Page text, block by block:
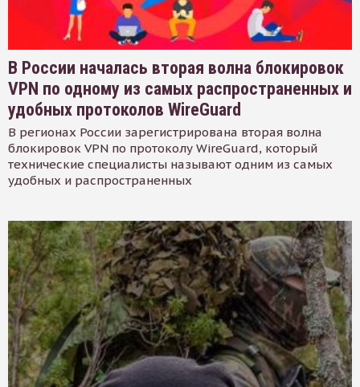
В России началась вторая волна блокировок
VPN по одному из самых распространенных и
удобных протоколов WireGuard
В регионах России зарегистрирована вторая волна
блокировок VPN по протоколу WireGuard, который
технические специалисты называют одним из самых
удобных и распространенных